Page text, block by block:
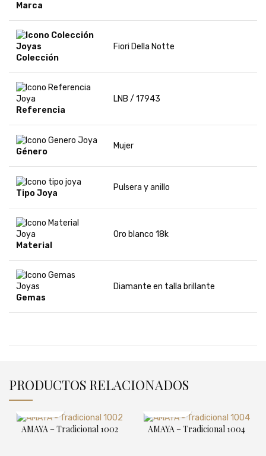
Marca
Colección
Fiori Della Notte
Referencia
LNB / 17943
Género
Mujer
Tipo Joya
Pulsera y anillo
Material
Oro blanco 18k
Gemas
Diamante en talla brillante
PRODUCTOS RELACIONADOS
AMAYA – Tradicional 1002 AMAYA – Tradicional 1004